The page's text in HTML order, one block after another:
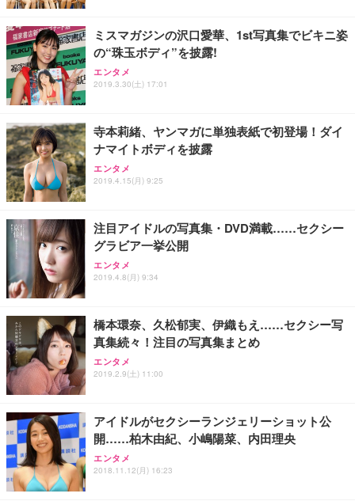
務用 おしゃれ パソコンチェア (ブラック)
Sezlife オフィスチェア デスクチェア 疲れない テレ
ワーク チェア 強化バックレスト 30度ロッキング機
能 人間工学 椅子 腰サポート 90度跳ね上げ式アーム
務用 おしゃれ パソコンチェア (ホワイト)
ANDWINT オフィスチェア デスクチェア 肘なし メ
ッシュ 通気性 ランバーサポート付き 腰サポート ガ
ス圧無段階昇降 360度回転 キャスター付き コンパク
【整備済み品】Dell E2724HS 27インチ 液晶モニタ
ー フルHD（1920×1080）VA 非光沢 HDMI/DisplayP
ort/VGA スピーカー内蔵 高さ調整 スイベル VESA対
【MiniLED/24.5inch/280Hz/FHD】GRAPHT THE S
HOOTER Gaming Monitor 24” Essential ゲーミン
グモニター QD 24.5インチ 1ms FHD 量子ドット 残
Smart Basic(スマートベーシック) 【Amazon.co.jp
限定】 Smart Basic アイリスオーヤマ ペットシーツ
超厚型 お徳用 ワイド 100枚入 (x 1) (ケース販売)
アイリスオーヤマ ペットシーツ 超厚型 お徳用 レギ
ュラー 200枚入【Amazon.co.jp限定】
ミスマガジンの沢口愛華、1st写真集でビキニ姿
の“珠玉ボディ”を披露!
エンタメ
2019.3.30(土) 17:01
寺本莉緒、ヤンマガに単独表紙で初登場！ダイ
ナマイトボディを披露
エンタメ
2019.4.15(月) 9:25
注目アイドルの写真集・DVD満載……セクシー
グラビア一挙公開
エンタメ
2019.4.8(月) 9:34
橋本環奈、久松郁実、伊織もえ……セクシー写
真集続々！注目の写真集まとめ
エンタメ
2019.2.9(土) 11:00
アイドルがセクシーランジェリーショット公
開……柏木由紀、小嶋陽菜、内田理央
エンタメ
2018.11.12(月) 16:23